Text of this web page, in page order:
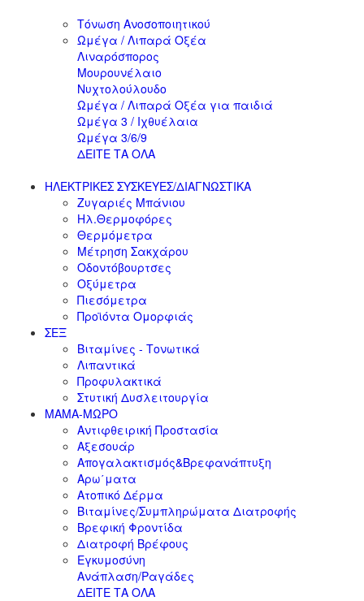
Τόνωση Ανοσοποιητικού
Ωμέγα / Λιπαρά Οξέα
Λιναρόσπορος
Μουρουνέλαιο
Νυχτολούλουδο
Ωμέγα / Λιπαρά Οξέα για παιδιά
Ωμέγα 3 / Ιχθυέλαια
Ωμέγα 3/6/9
ΔΕΙΤΕ ΤΑ ΟΛΑ
ΗΛΕΚΤΡΙΚΕΣ ΣΥΣΚΕΥΕΣ/ΔΙΑΓΝΩΣΤΙΚΑ
Ζυγαριές Μπάνιου
Ηλ.Θερμοφόρες
Θερμόμετρα
Μέτρηση Σακχάρου
Οδοντόβουρτσες
Οξύμετρα
Πιεσόμετρα
Προϊόντα Ομορφιάς
ΣΕΞ
Βιταμίνες - Τονωτικά
Λιπαντικά
Προφυλακτικά
Στυτική Δυσλειτουργία
ΜΑΜΑ-ΜΩΡΟ
Αντιφθειρική Προστασία
Αξεσουάρ
Απογαλακτισμός&Βρεφανάπτυξη
Αρω΄ματα
Ατοπικό Δέρμα
Βιταμίνες/Συμπληρώματα Διατροφής
Βρεφική Φροντίδα
Διατροφή Βρέφους
Εγκυμοσύνη
Ανάπλαση/Ραγάδες
ΔΕΙΤΕ ΤΑ ΟΛΑ